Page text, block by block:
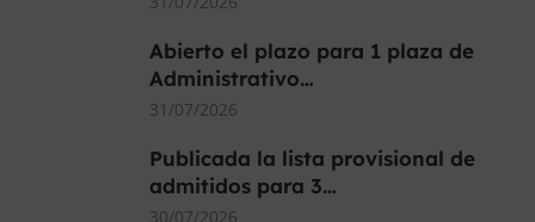
Abierto el plazo para 1 plaza de
Administrativo…
31/07/2026
Publicada la lista provisional de
admitidos para 3…
30/07/2026